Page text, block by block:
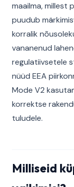
maailma, millest
puudub
korralik
vananenud
regulatiivsetele
nüüd EEA
Mode V2
korrektse
tuludele.
Milliseid